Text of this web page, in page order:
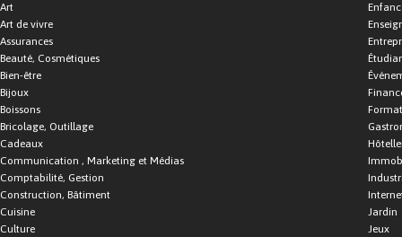
Art
Art de vivre
Assurances
Beauté, Cosmétiques
Bien-être
Bijoux
Boissons
Bricolage, Outillage
Cadeaux
Communication , Marketing et Médias
Comptabilité, Gestion
Construction, Bâtiment
Cuisine
Culture
Jardin
Jeux